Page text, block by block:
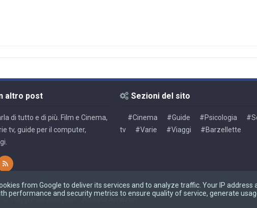
altro post
di tutto e di più. Film e Cinema,
tv, guide per il computer,
Sezioni del sito
#Cinema #Guide #Psicologia
tv
#Varie #Viaggi #Barzellette
Affiliato Amazon
from Google to deliver its services and to analyze traffic. Your IP
performance and security metrics to ensure quality of service, generate